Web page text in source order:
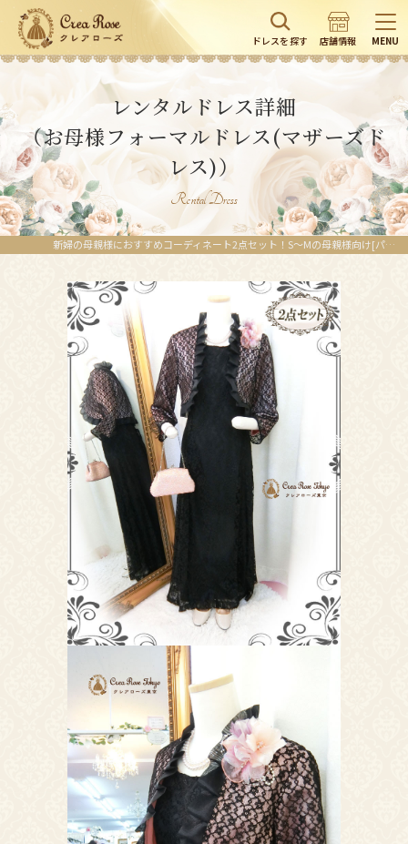
ドレスを探す 店舗情報 MENU
レンタルドレス詳細
（お母様フォーマルドレス(マザーズド
レス)）
Rental Dress
新婦の母親様におすすめコーディネート2点セット！S～Mの母親様向け[パティオグレイス＋ステンシアララボレロジャケット]| レンタルドレス詳細｜クレアローズ